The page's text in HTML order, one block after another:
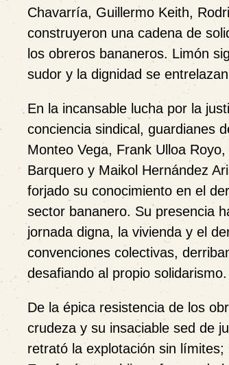
Chavarría, Guillermo Keith,
construyeron una cadena de
los obreros bananeros. Limón
sudor y la dignidad se
En la incansable lucha por la
conciencia sindical, guardianes
Monteo Vega, Frank Ulloa
Barquero y Maikol Hernández
forjado su conocimiento en el
sector bananero. Su presencia
jornada digna, la vivienda y el
convenciones colectivas,
desafiando al propio solidarismo.
De la épica resistencia de los
crudeza y su insaciable sed de
retrató la explotación sin